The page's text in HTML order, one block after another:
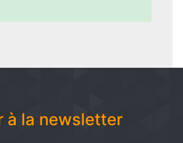
à la newsletter